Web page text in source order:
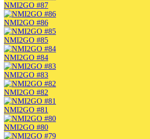
NMI2GO #87
NMI2GO #86
NMI2GO #85
NMI2GO #84
NMI2GO #83
NMI2GO #82
NMI2GO #81
NMI2GO #80